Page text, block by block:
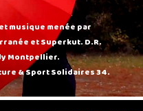
musique menée par
et Superkut. D.R.
Montpellier.
& Sport Solidaires 34.